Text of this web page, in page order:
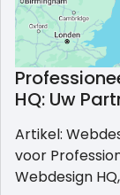
HQ: Uw
Artikel:
voor
Webdesign